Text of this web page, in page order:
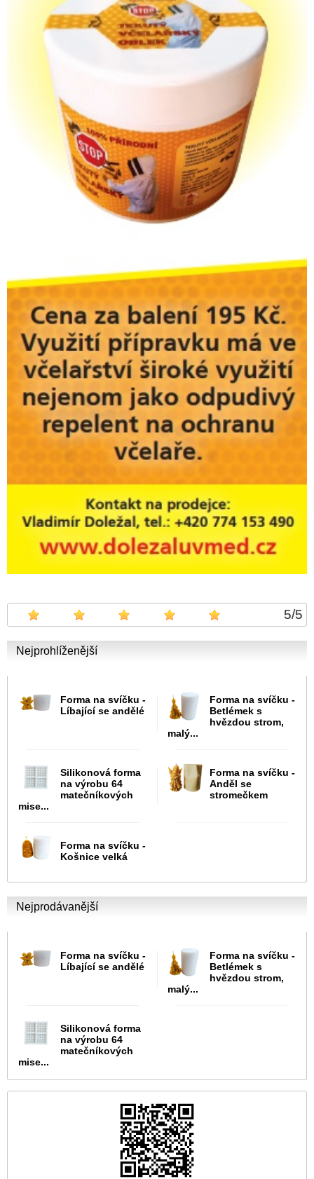
5/5
Nejprohlíženější
Forma na svíčku -
Líbající se andělé
Forma na svíčku -
Betlémek s
hvězdou strom,
malý...
Silikonová forma
na výrobu 64
matečníkových
mise...
Forma na svíčku -
Anděl se
stromečkem
Forma na svíčku -
Košnice velká
Nejprodávanější
Forma na svíčku -
Líbající se andělé
Forma na svíčku -
Betlémek s
hvězdou strom,
malý...
Silikonová forma
na výrobu 64
matečníkových
mise...